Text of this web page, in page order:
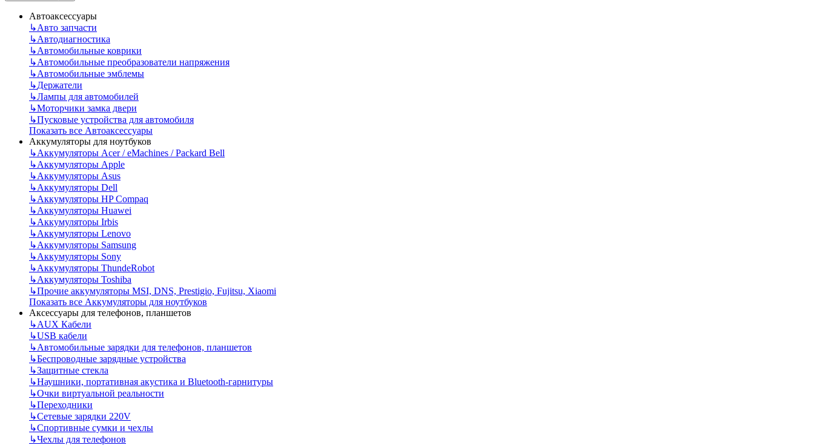
Автоаксессуары
↳Авто запчасти
↳Автодиагностика
↳Автомобильные коврики
↳Автомобильные преобразователи напряжения
↳Автомобильные эмблемы
↳Держатели
↳Лампы для автомобилей
↳Моторчики замка двери
↳Пусковые устройства для автомобиля
Показать все Автоаксессуары
Аккумуляторы для ноутбуков
↳Аккумуляторы Acer / eMachines / Packard Bell
↳Аккумуляторы Apple
↳Аккумуляторы Asus
↳Аккумуляторы Dell
↳Аккумуляторы HP Compaq
↳Аккумуляторы Huawei
↳Аккумуляторы Irbis
↳Аккумуляторы Lenovo
↳Аккумуляторы Samsung
↳Аккумуляторы Sony
↳Аккумуляторы ThundeRobot
↳Аккумуляторы Toshiba
↳Прочие аккумуляторы MSI, DNS, Prestigio, Fujitsu, Xiaomi
Показать все Аккумуляторы для ноутбуков
Аксессуары для телефонов, планшетов
↳AUX Кабели
↳USB кабели
↳Автомобильные зарядки для телефонов, планшетов
↳Беспроводные зарядные устройства
↳Защитные стекла
↳Наушники, портативная акустика и Bluetooth-гарнитуры
↳Очки виртуальной реальности
↳Переходники
↳Сетевые зарядки 220V
↳Спортивные сумки и чехлы
↳Чехлы для телефонов